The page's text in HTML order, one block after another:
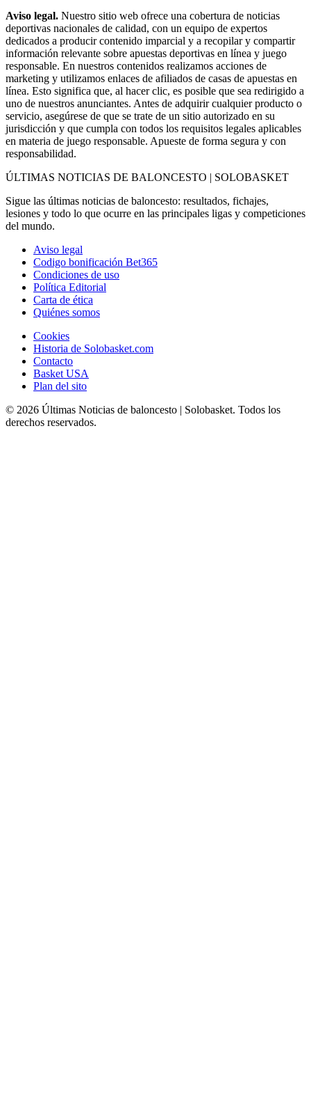
Aviso legal. Nuestro sitio web ofrece una cobertura de noticias
deportivas nacionales de calidad, con un equipo de expertos
dedicados a producir contenido imparcial y a recopilar y compartir
información relevante sobre apuestas deportivas en línea y juego
responsable. En nuestros contenidos realizamos acciones de
marketing y utilizamos enlaces de afiliados de casas de apuestas en
línea. Esto significa que, al hacer clic, es posible que sea redirigido a
uno de nuestros anunciantes. Antes de adquirir cualquier producto o
servicio, asegúrese de que se trate de un sitio autorizado en su
jurisdicción y que cumpla con todos los requisitos legales aplicables
en materia de juego responsable. Apueste de forma segura y con
responsabilidad.
ÚLTIMAS NOTICIAS DE BALONCESTO | SOLOBASKET
Sigue las últimas noticias de baloncesto: resultados, fichajes,
lesiones y todo lo que ocurre en las principales ligas y competiciones
del mundo.
Aviso legal
Codigo bonificación Bet365
Condiciones de uso
Política Editorial
Carta de ética
Quiénes somos
Cookies
Historia de Solobasket.com
Contacto
Basket USA
Plan del sito
© 2026 Últimas Noticias de baloncesto | Solobasket. Todos los
derechos reservados.